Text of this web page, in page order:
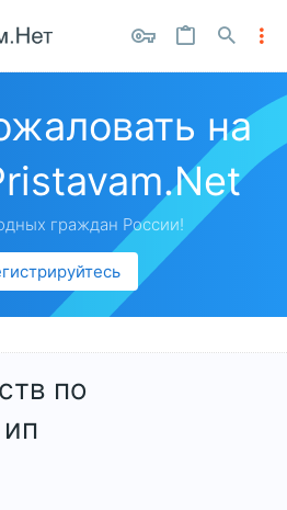
на
граждан России!
по